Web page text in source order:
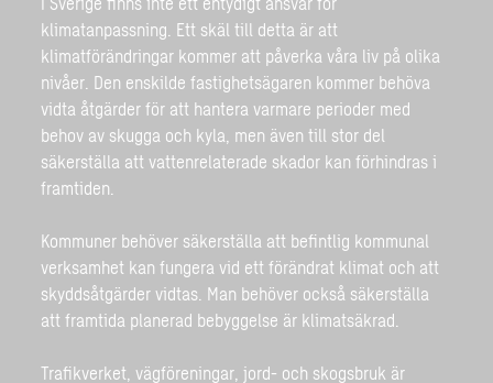
klimatanpassning. Ett skäl till detta är att
klimatförändringar kommer att påverka våra liv på olika
nivåer. Den enskilde fastighetsägaren kommer behöva
vidta åtgärder för att hantera varmare perioder med
behov av skugga och kyla, men även till stor del
säkerställa att vattenrelaterade skador kan förhindras i
framtiden.
Kommuner behöver säkerställa att befintlig kommunal
verksamhet kan fungera vid ett förändrat klimat och att
skyddsåtgärder vidtas. Man behöver också säkerställa
att framtida planerad bebyggelse är klimatsäkrad.
Trafikverket, vägföreningar, jord- och skogsbruk är